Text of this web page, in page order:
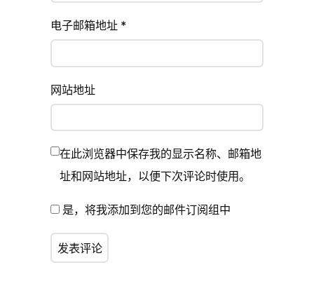
电子邮箱地址 *
网站地址
在此浏览器中保存我的显示名称、邮箱地
址和网站地址，以便下次评论时使用。
是，将我添加到您的邮件订阅组中